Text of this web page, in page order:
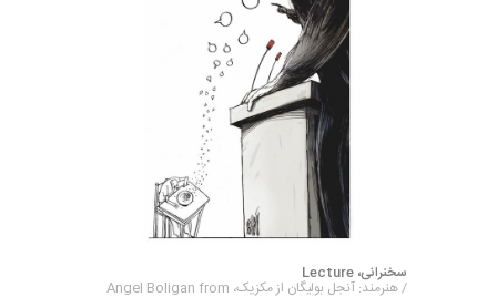
سخنرانی، Lecture
/ هنرمند: آنجل بولیگان از مکزیک، Angel Boligan from